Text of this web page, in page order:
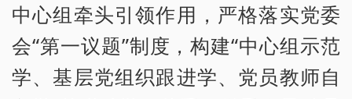
中心组牵头引领作用，严格落实党委
会“第一议题”制度，构建“中心组示范
学、基层党组织跟进学、党员教师自